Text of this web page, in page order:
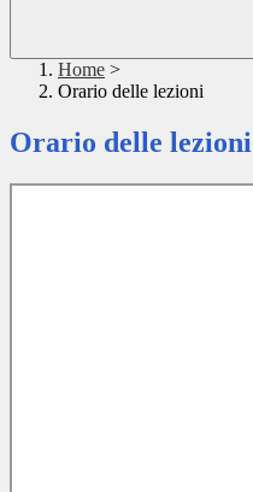
Home >
Orario delle lezioni
Orario delle lezioni